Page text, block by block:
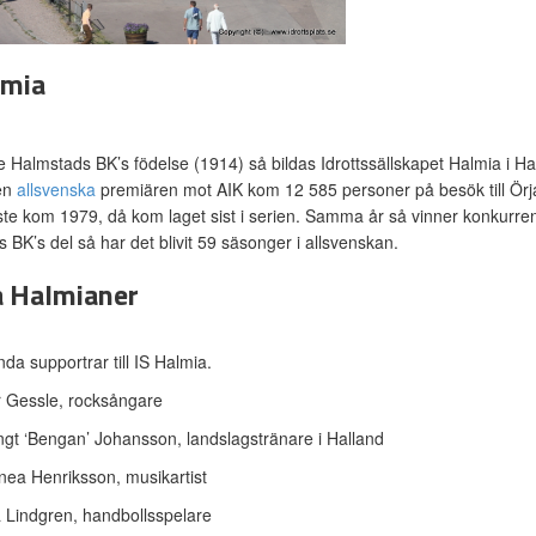
Halmstads BK’s födelse (1914) så bildas Idrottssällskapet Halmia i
allsvenska premiären mot AIK kom 12 585 personer på besök till
kom 1979, då kom laget sist i serien. Samma år så vinner
BK’s del så har det blivit 59 säsonger i allsvenskan.
Halmianer
supportrar till IS Halmia.
Gessle, rocksångare
‘Bengan’ Johansson, landslagstränare i Halland
Henriksson, musikartist
Lindgren, handbollsspelare